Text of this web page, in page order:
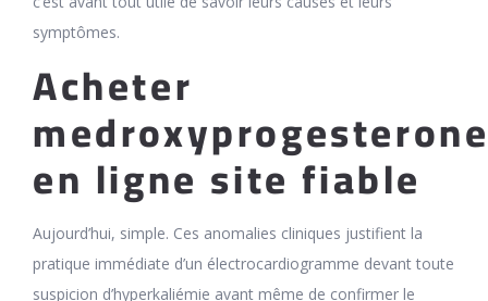
symptômes.
Acheter
en ligne site fiable
Aujourd’hui, simple. Ces anomalies cliniques justifient la
pratique immédiate d’un électrocardiogramme devant toute
suspicion d’hyperkaliémie avant même de confirmer le